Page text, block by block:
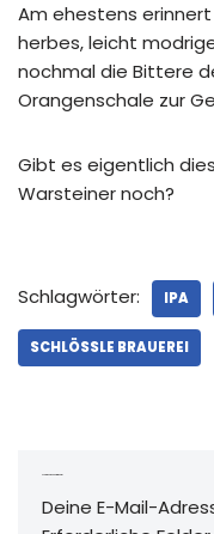
Am ehestens
herbes, leicht
nochmal die Bittere
Orangenschale zur
Gibt es eigentlich
Warsteiner noch?
Schlagwörter: IPA
SCHLÖSSLE BRAUEREI
Deine E-Mail-